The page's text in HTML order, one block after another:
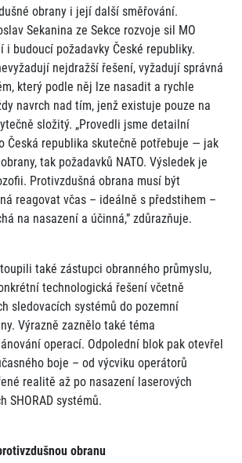
obrany i její další směřování.
Sekanina ze Sekce rozvoje sil MO
i budoucí požadavky České republiky.
nejdražší řešení, vyžadují správná
který podle něj lze nasadit a rychle
navrch nad tím, jenž existuje pouze na
složitý. „Provedli jsme detailní
Česká republika skutečně potřebuje — jak
tak požadavků NATO. Výsledek je
Protivzdušná obrana musí být
reagovat včas – ideálně s předstihem –
na nasazení a účinná,” zdůrazňuje.
také zástupci obranného průmyslu,
technologická řešení včetně
sledovacích systémů do pozemní
Výrazně zaznělo také téma
operací. Odpolední blok pak otevřel
boje – od výcviku operátorů
realitě až po nasazení laserových
SHORAD systémů.
obranu